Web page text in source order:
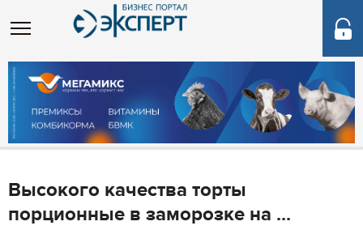
Высокого качества торты
порционные в заморозке на ...